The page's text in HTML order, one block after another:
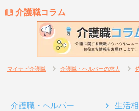
介護職コラム
マイナビ介護職 介護職・ヘルパーの求人
介護職・ヘルパー 生活